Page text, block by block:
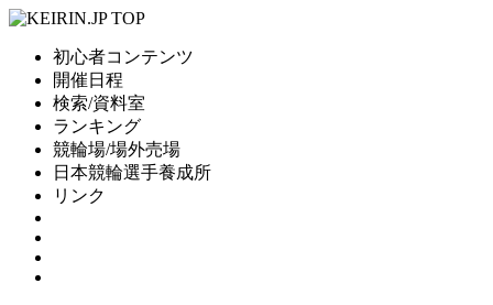
初心者コンテンツ
開催日程
検索/資料室
ランキング
競輪場/場外売場
日本競輪選手養成所
リンク